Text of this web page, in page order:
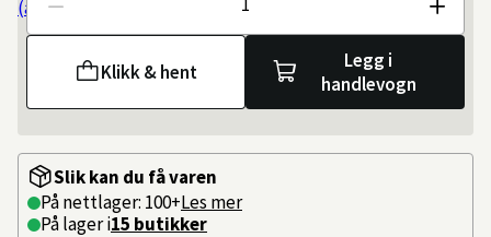
Antall
Klikk & hent
Legg i
handlevogn
Slik kan du få varen
På nettlager: 100+Les mer
På lager i15 butikker